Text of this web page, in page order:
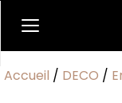
Accueil / DECO /